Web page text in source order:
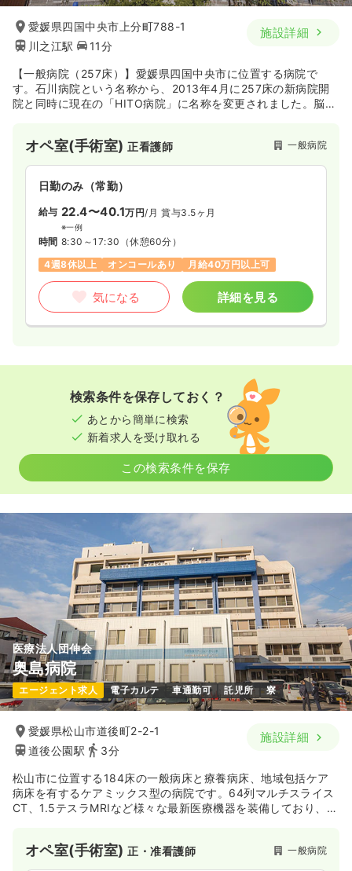
愛媛県四国中央市上分町788-1
川之江駅
11分
施設詳細
【一般病院（257床）】愛媛県四国中央市に位置する病院で
す。石川病院という名称から、2013年4月に257床の新病院開
院と同時に現在の「HITO病院」に名称を変更されました。脳卒
能を拡充され、がん診療では、外来化学療法室の増設、緩和ケ
ア病棟の開設など、愛媛県がん診療連携推進病院として、より
質の高い医療を提供されています。
オペ室(手術室)正看護師 一般病院
日勤のみ（常勤）
給与 22.4〜40.1万円/月 賞与3.5ヶ月
※一例
時間 8:30～17:30 （休憩60分）
4週8休以上
オンコールあり 月給40万円以上可
気になる 詳細を見る
検索条件を保存しておく？
あとから簡単に検索
新着求人を受け取れる
この検索条件を保存
医療法人団伸会
奥島病院
エージェント求人 電子カルテ 車通勤可 託児所 寮
愛媛県松山市道後町2-2-1
道後公園駅
3分
施設詳細
松山市に位置する184床の一般病床と療養病床、地域包括ケア
病床を有するケアミックス型の病院です。64列マルチスライス
CT、1.5テスラMRIなど様々な最新医療機器を装備しており、患
オペ室(手術室)正・准看護師 一般病院